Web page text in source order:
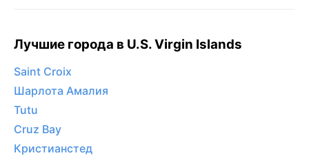
Лучшие города в U.S. Virgin Islands
Saint Croix
Шарлота Амалия
Tutu
Cruz Bay
Кристианстед